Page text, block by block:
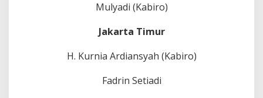
Mulyadi (Kabiro)
Jakarta Timur
H. Kurnia Ardiansyah (Kabiro)
Fadrin Setiadi